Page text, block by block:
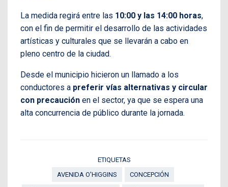
La medida regirá entre las 10:00 y las 14:00 horas,
con el fin de permitir el desarrollo de las actividades
artísticas y culturales que se llevarán a cabo en
pleno centro de la ciudad.
Desde el municipio hicieron un llamado a los
conductores a preferir vías alternativas y circular
con precaución en el sector, ya que se espera una
alta concurrencia de público durante la jornada.
ETIQUETAS
AVENIDA O'HIGGINS
CONCEPCIÓN